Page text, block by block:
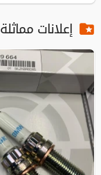
إعلانات مماثلة